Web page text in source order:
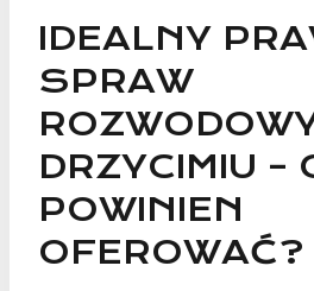
IDEALNY
SPRAW
DRZYCIMIU –
POWINIEN
OFEROWAĆ?